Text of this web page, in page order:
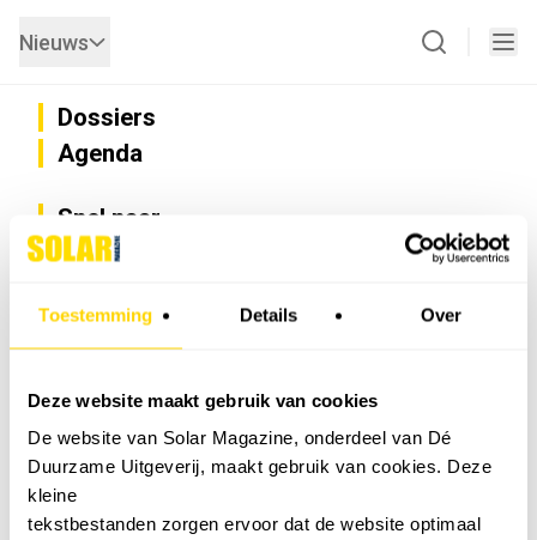
Toestemming Details Over
Deze website maakt gebruik van cookies
De website van Solar Magazine, onderdeel van Dé
Duurzame Uitgeverij, maakt gebruik van cookies. Deze
kleine
tekstbestanden zorgen ervoor dat de website optimaal
Nieuws
Dossiers
Agenda
Snel naar
Privacy
Nieuwsbrief
Vacatures
Installateurzoeker
Cookievoorkeuren wijzigen
English